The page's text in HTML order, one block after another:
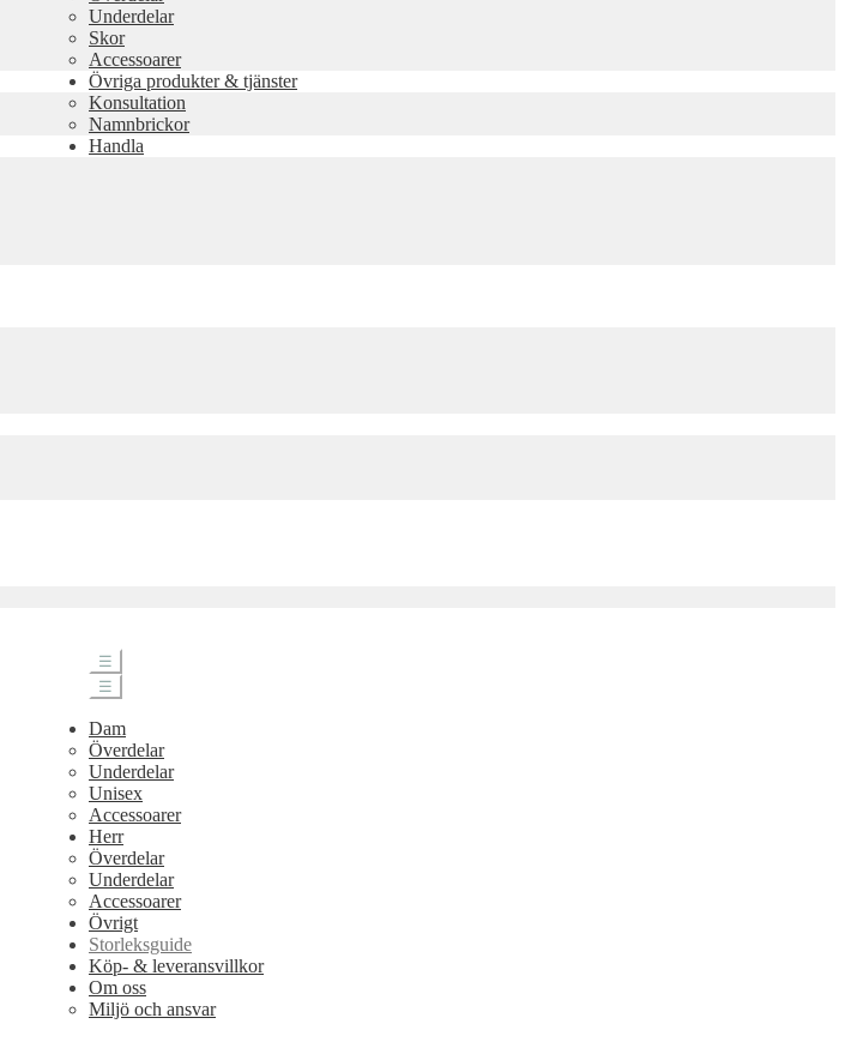
Underdelar
Skor
Accessoarer
Övriga produkter & tjänster
Konsultation
Namnbrickor
Handla
☰
☰
Dam
Överdelar
Underdelar
Unisex
Accessoarer
Herr
Överdelar
Underdelar
Accessoarer
Övrigt
Storleksguide
Köp- & leveransvillkor
Om oss
Miljö och ansvar